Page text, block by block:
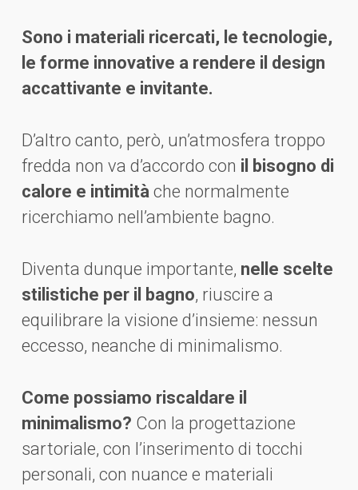
Sono i materiali ricercati, le tecnologie,
le forme innovative a rendere il design
accattivante e invitante.
D’altro canto, però, un’atmosfera troppo
fredda non va d’accordo con il bisogno di
calore e intimitàche normalmente
ricerchiamo nell’ambiente bagno.
Diventa dunque importante, nelle scelte
stilistiche per il bagno, riuscire a
equilibrare la visione d’insieme: nessun
eccesso, neanche di minimalismo.
Come possiamo riscaldare il
minimalismo? Con la progettazione
sartoriale, con l’inserimento di tocchi
personali, con nuance e materiali